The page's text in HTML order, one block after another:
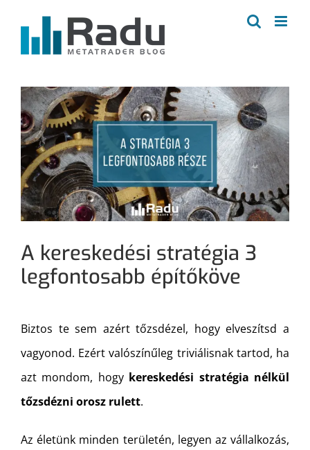
A kereskedési stratégia 3
legfontosabb építőköve
Biztos te sem azért tőzsdézel, hogy elveszítsd a
vagyonod. Ezért valószínűleg triviálisnak tartod, ha
azt mondom, hogy kereskedési stratégia nélkül
tőzsdézni orosz rulett.
Az életünk minden területén, legyen az vállalkozás,